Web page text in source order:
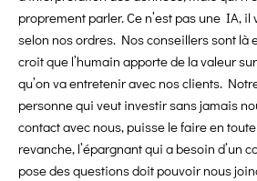
proprement parler. Ce n’est pas une IA,
selon nos ordres. Nos conseillers sont là
croit que l’humain apporte de la valeur
qu’on va entretenir avec nos clients.
personne qui veut investir sans jamais
contact avec nous, puisse le faire en
revanche, l’épargnant qui a besoin d’un
pose des questions doit pouvoir nous